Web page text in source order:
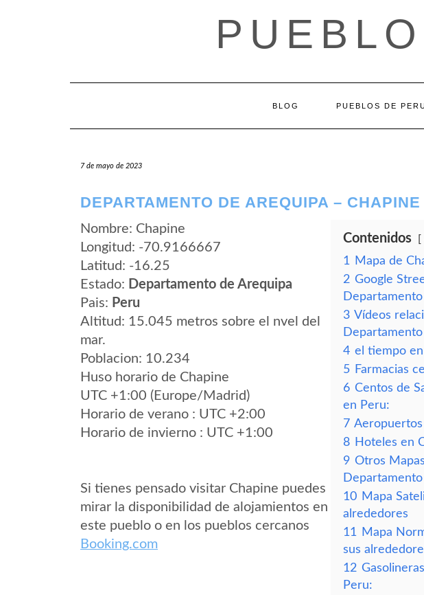
BLOG PUEBLOS DE
7 de mayo de 2023
DEPARTAMENTO DE AREQUIPA – CHAPINE
Nombre: Chapine
Longitud: -70.9166667
Latitud: -16.25
Estado: Departamento de Arequipa
Pais: Peru
Altitud: 15.045 metros sobre el nvel del
mar.
Poblacion: 10.234
Huso horario de Chapine
UTC +1:00 (Europe/Madrid)
Horario de verano : UTC +2:00
Horario de invierno : UTC +1:00
Si tienes pensado visitar Chapine puedes
mirar la disponibilidad de alojamientos en
este pueblo o en los pueblos cercanos
Booking.com
Contenidos
1
Mapa de
2 Google
3 Vídeos
4 el tiempo
5 Farmacias
6 Centos de
en Peru:
7
8 Hoteles en
9 Otros
10 Mapa
alrededores
11
Mapa
sus
12
Peru: